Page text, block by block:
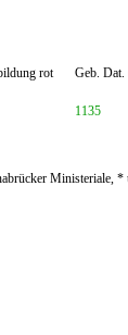
rot Geb. Dat.
1135
Ministeriale,